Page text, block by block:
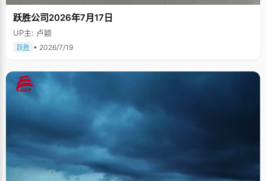
跃胜公司2026年7月17日
UP主: 卢颖
跃胜 • 2026/7/19